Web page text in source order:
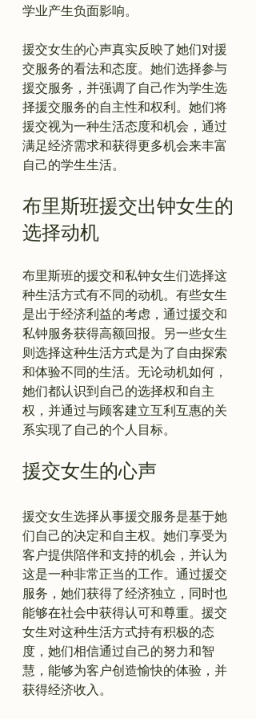
学业产生负面影响。
援交女生的心声真实反映了她们对援
交服务的看法和态度。她们选择参与
援交服务，并强调了自己作为学生选
择援交服务的自主性和权利。她们将
援交视为一种生活态度和机会，通过
满足经济需求和获得更多机会来丰富
布里斯班援交出钟女生的
选择动机
布里斯班的援交和私钟女生们选择这
种生活方式有不同的动机。有些女生
是出于经济利益的考虑，通过援交和
私钟服务获得高额回报。另一些女生
则选择这种生活方式是为了自由探索
和体验不同的生活。无论动机如何，
她们都认识到自己的选择权和自主
权，并通过与顾客建立互利互惠的关
援交女生的心声
援交女生选择从事援交服务是基于她
们自己的决定和自主权。她们享受为
客户提供陪伴和支持的机会，并认为
这是一种非常正当的工作。通过援交
服务，她们获得了经济独立，同时也
能够在社会中获得认可和尊重。援交
女生对这种生活方式持有积极的态
度，她们相信通过自己的努力和智
慧，能够为客户创造愉快的体验，并